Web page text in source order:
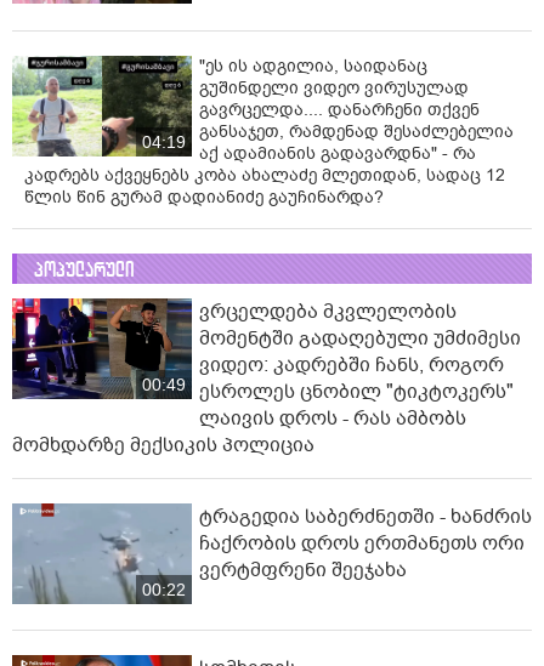
04:19
"ეს ის ადგილია, საიდანაც
გუშინდელი ვიდეო ვირუსულად
გავრცელდა.... დანარჩენი თქვენ
განსაჯეთ, რამდენად შესაძლებელია
აქ ადამიანის გადავარდნა" - რა
კადრებს აქვეყნებს კობა ახალაძე მლეთიდან, სადაც 12
წლის წინ გურამ დადიანიძე გაუჩინარდა?
პოპულარული
00:49
ვრცელდება მკვლელობის
მომენტში გადაღებული უმძიმესი
ვიდეო: კადრებში ჩანს, როგორ
ესროლეს ცნობილ "ტიკტოკერს"
ლაივის დროს - რას ამბობს
მომხდარზე მექსიკის პოლიცია
00:22
ტრაგედია საბერძნეთში - ხანძრის
ჩაქრობის დროს ერთმანეთს ორი
ვერტმფრენი შეეჯახა